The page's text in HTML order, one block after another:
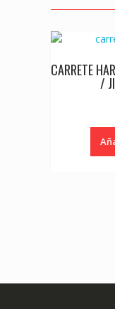
CARRETE
/